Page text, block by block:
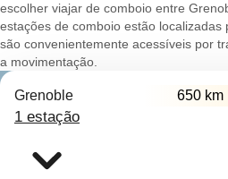
escolher viajar de comboio entre
estações de comboio estão
são convenientemente acessíveis por
a movimentação.
Grenoble 650 km
1 estação